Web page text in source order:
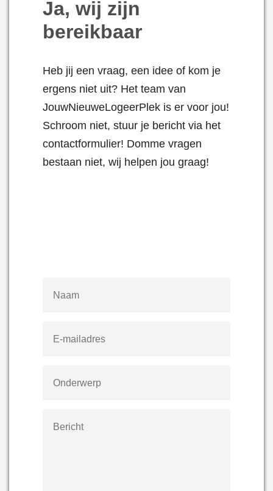
Ja, wij zijn
bereikbaar
Heb jij een vraag, een idee of kom je
ergens niet uit? Het team van
JouwNieuweLogeerPlek is er voor jou!
Schroom niet, stuur je bericht via het
contactformulier! Domme vragen
bestaan niet, wij helpen jou graag!